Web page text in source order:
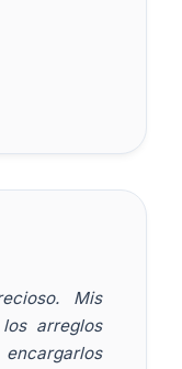
Mis
arreglos